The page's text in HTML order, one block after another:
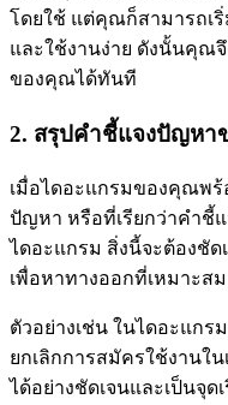
โดยใช้ แต่คุณก็สามารถเ
และใช้งานง่าย ดังนั้นคุณ
ของคุณได้ทันที
2. สรุปคำชี้แจงปัญหา
เมื่อไดอะแกรมของคุณพร้
ปัญหา หรือที่เรียกว่าคำชี้
ไดอะแกรม สิ่งนี้จะต้องชัด
เพื่อหาทางออกที่เหมาะสม
ตัวอย่างเช่น ในไดอะแก
ยกเลิกการสมัครใช้งานใ
ได้อย่างชัดเจนและเป็นจุ